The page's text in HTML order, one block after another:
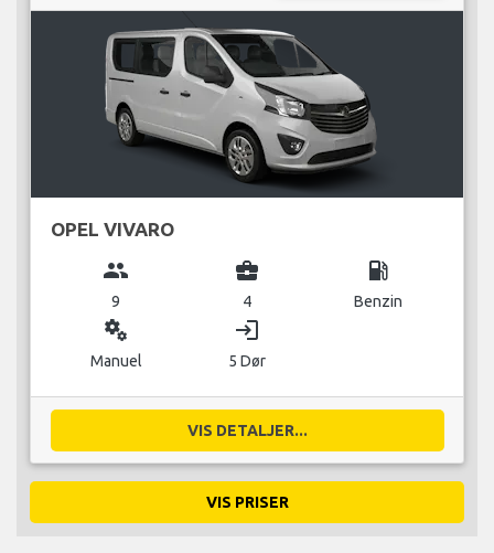
OPEL VIVARO
group
9
business_center
4
local_gas_station
Benzin
miscellaneous_services
Manuel
login
5 Dør
VIS DETALJER...
VIS PRISER